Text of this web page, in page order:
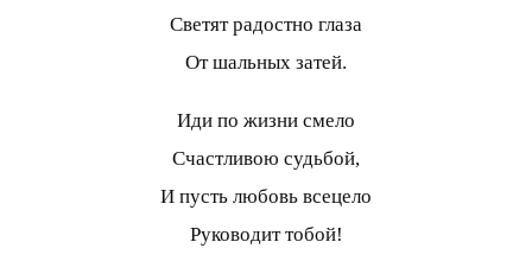
Светят радостно глаза
От шальных затей.
Иди по жизни смело
Счастливою судьбой,
И пусть любовь всецело
Руководит тобой!